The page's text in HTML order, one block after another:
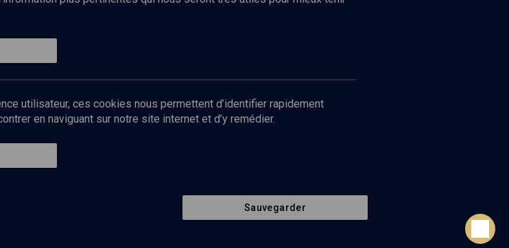
Politique de protection des données
personnelles
Mentions légales
Contact
Retour en haut de page
utilisateur, ces cookies nous permettent d’identifier rapidement
en naviguant sur notre site internet et d’y remédier.
Sauvegarder